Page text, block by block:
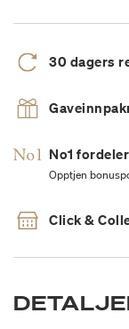
30 dagers
No1 fordeler
Opptjen
Click &